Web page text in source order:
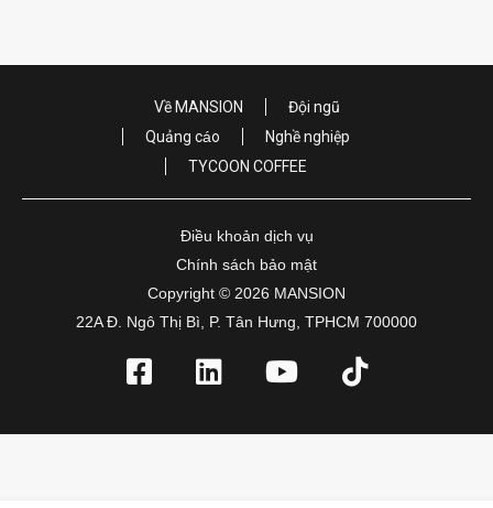
Về MANSION
Đội ngũ
Quảng cáo
Nghề nghiệp
TYCOON COFFEE
Điều khoản dịch vụ
Chính sách bảo mật
Copyright © 2026 MANSION
22A Đ. Ngô Thị Bì, P. Tân Hưng, TPHCM 700000